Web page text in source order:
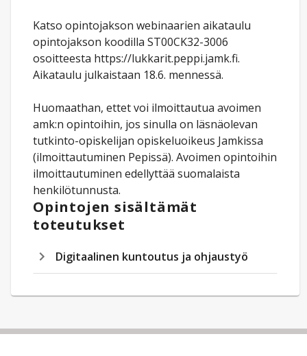
Katso opintojakson webinaarien aikataulu
opintojakson koodilla ST00CK32-3006
osoitteesta https://lukkarit.peppi.jamk.fi.
Aikataulu julkaistaan 18.6. mennessä.
Huomaathan, ettet voi ilmoittautua avoimen
amk:n opintoihin, jos sinulla on läsnäolevan
tutkinto-opiskelijan opiskeluoikeus Jamkissa
(ilmoittautuminen Pepissä). Avoimen opintoihin
ilmoittautuminen edellyttää suomalaista
henkilötunnusta.
Opintojen sisältämät
toteutukset
Digitaalinen kuntoutus ja ohjaustyö